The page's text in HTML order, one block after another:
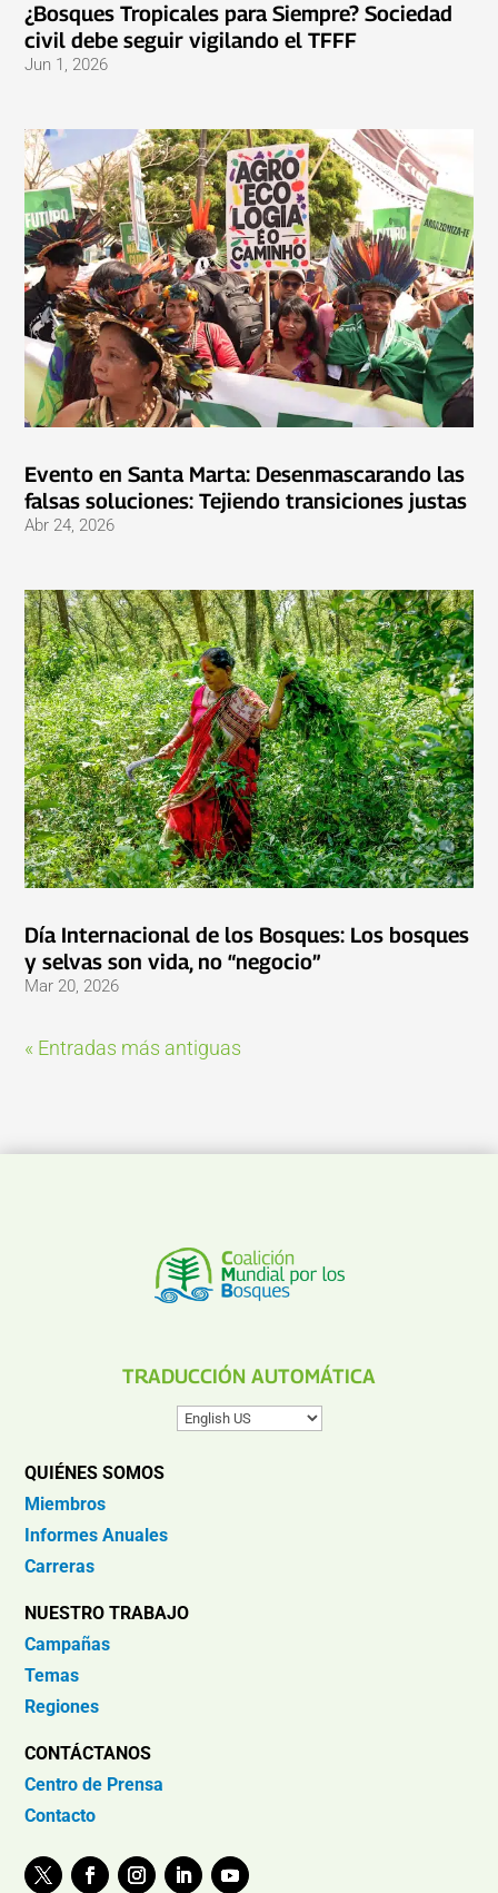
¿Bosques Tropicales para Siempre? Sociedad
civil debe seguir vigilando el TFFF
Jun 1, 2026
Evento en Santa Marta: Desenmascarando las
falsas soluciones: Tejiendo transiciones justas
Abr 24, 2026
Día Internacional de los Bosques: Los bosques
y selvas son vida, no “negocio”
Mar 20, 2026
« Entradas más antiguas
TRADUCCIÓN AUTOMÁTICA
QUIÉNES SOMOS
Miembros
Informes Anuales
Carreras
NUESTRO TRABAJO
Campañas
Temas
Regiones
CONTÁCTANOS
Centro de Prensa
Contacto